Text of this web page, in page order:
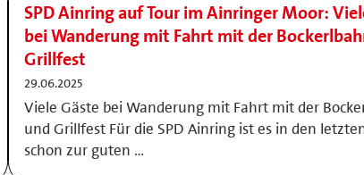
SPD Ainring auf Tour im Ainringer Moor:
bei Wanderung mit Fahrt mit der
Grillfest
29.06.2025
Viele Gäste bei Wanderung mit Fahrt mit der
und Grillfest Für die SPD Ainring ist es in den
schon zur guten …